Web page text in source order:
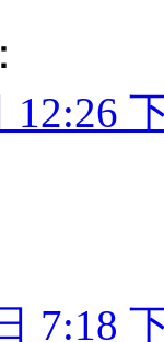
12:26
7:18